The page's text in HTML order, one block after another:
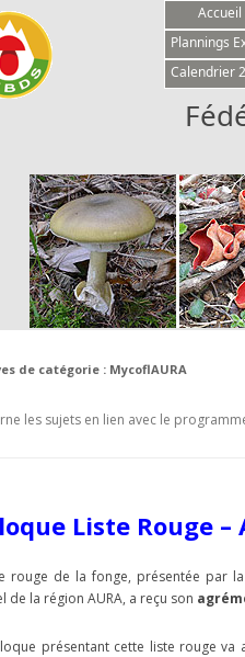
Accueil
Plannings
Calendrier
de catégorie : MycoflAURA
les sujets en lien avec le
Liste Rouge
rouge de la fonge, présentée par la
de la région AURA, a reçu son
présentant cette liste rouge va